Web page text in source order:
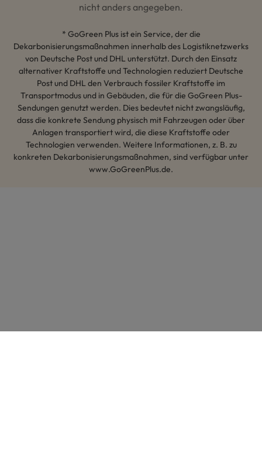
nicht anders angegeben.
* GoGreen Plus ist ein Service, der die
Dekarbonisierungsmaßnahmen innerhalb des Logistiknetzwerks
von Deutsche Post und DHL unterstützt. Durch den Einsatz
alternativer Kraftstoffe und Technologien reduziert Deutsche
Post und DHL den Verbrauch fossiler Kraftstoffe im
Transportmodus und in Gebäuden, die für die GoGreen Plus-
Sendungen genutzt werden. Dies bedeutet nicht zwangsläufig,
dass die konkrete Sendung physisch mit Fahrzeugen oder über
Anlagen transportiert wird, die diese Kraftstoffe oder
Technologien verwenden. Weitere Informationen, z. B. zu
konkreten Dekarbonisierungsmaßnahmen, sind verfügbar unter
www.GoGreenPlus.de.